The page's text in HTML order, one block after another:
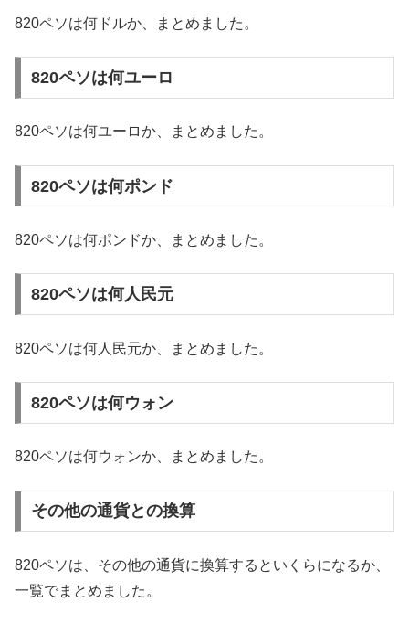
820ペソは何ドルか、まとめました。
820ペソは何ユーロ
820ペソは何ユーロか、まとめました。
820ペソは何ポンド
820ペソは何ポンドか、まとめました。
820ペソは何人民元
820ペソは何人民元か、まとめました。
820ペソは何ウォン
820ペソは何ウォンか、まとめました。
その他の通貨との換算
820ペソは、その他の通貨に換算するといくらになるか、
一覧でまとめました。